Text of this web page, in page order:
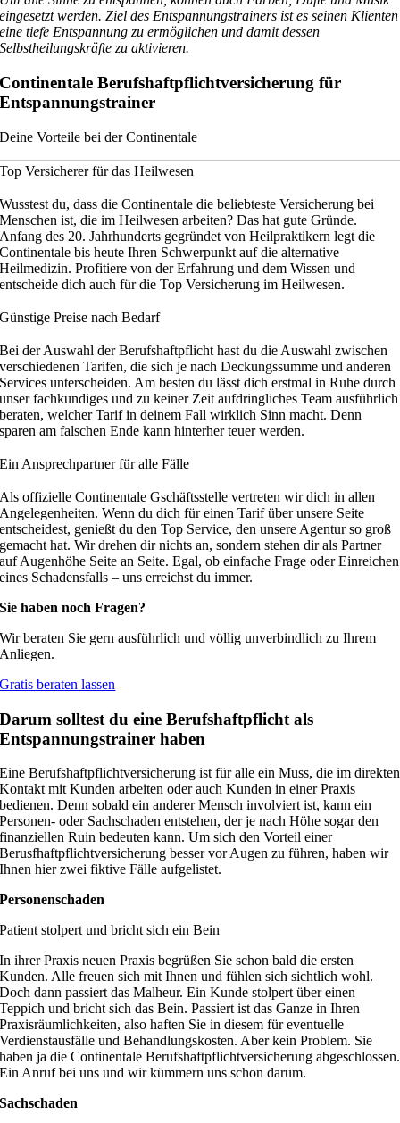
eingesetzt werden. Ziel des Entspannungstrainers ist es seinen Klienten
eine tiefe Entspannung zu ermöglichen und damit dessen
Selbstheilungskräfte zu aktivieren.
Continentale Berufshaftpflichtversicherung für
Entspannungstrainer
Deine Vorteile bei der Continentale
Top Versicherer für das Heilwesen
Wusstest du, dass die Continentale die beliebteste Versicherung bei
Menschen ist, die im Heilwesen arbeiten? Das hat gute Gründe.
Anfang des 20. Jahrhunderts gegründet von Heilpraktikern legt die
Continentale bis heute Ihren Schwerpunkt auf die alternative
Heilmedizin. Profitiere von der Erfahrung und dem Wissen und
entscheide dich auch für die Top Versicherung im Heilwesen.
Günstige Preise nach Bedarf
Bei der Auswahl der Berufshaftpflicht hast du die Auswahl zwischen
verschiedenen Tarifen, die sich je nach Deckungssumme und anderen
Services unterscheiden. Am besten du lässt dich erstmal in Ruhe durch
unser fachkundiges und zu keiner Zeit aufdringliches Team ausführlich
beraten, welcher Tarif in deinem Fall wirklich Sinn macht. Denn
sparen am falschen Ende kann hinterher teuer werden.
Ein Ansprechpartner für alle Fälle
Als offizielle Continentale Gschäftsstelle vertreten wir dich in allen
Angelegenheiten. Wenn du dich für einen Tarif über unsere Seite
entscheidest, genießt du den Top Service, den unsere Agentur so groß
gemacht hat. Wir drehen dir nichts an, sondern stehen dir als Partner
auf Augenhöhe Seite an Seite. Egal, ob einfache Frage oder Einreichen
eines Schadensfalls – uns erreichst du immer.
Sie haben noch Fragen?
Wir beraten Sie gern ausführlich und völlig unverbindlich zu Ihrem
Anliegen.
Gratis beraten lassen
Darum solltest du eine Berufshaftpflicht als
Entspannungstrainer haben
Eine Berufshaftpflichtversicherung ist für alle ein Muss, die im direkten
Kontakt mit Kunden arbeiten oder auch Kunden in einer Praxis
bedienen. Denn sobald ein anderer Mensch involviert ist, kann ein
Personen- oder Sachschaden entstehen, der je nach Höhe sogar den
finanziellen Ruin bedeuten kann. Um sich den Vorteil einer
Berusfhaftpflichtversicherung besser vor Augen zu führen, haben wir
Ihnen hier zwei fiktive Fälle aufgelistet.
Personenschaden
Patient stolpert und bricht sich ein Bein
In ihrer Praxis neuen Praxis begrüßen Sie schon bald die ersten
Kunden. Alle freuen sich mit Ihnen und fühlen sich sichtlich wohl.
Doch dann passiert das Malheur. Ein Kunde stolpert über einen
Teppich und bricht sich das Bein. Passiert ist das Ganze in Ihren
Praxisräumlichkeiten, also haften Sie in diesem für eventuelle
Verdienstausfälle und Behandlungskosten. Aber kein Problem. Sie
haben ja die Continentale Berufshaftpflichtversicherung abgeschlossen.
Ein Anruf bei uns und wir kümmern uns schon darum.
Sachschaden